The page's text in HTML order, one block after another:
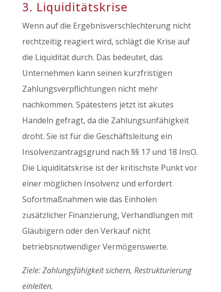
3. Liquiditätskrise
Wenn auf die Ergebnisverschlechterung nicht
rechtzeitig reagiert wird, schlägt die Krise auf
die Liquidität durch. Das bedeutet, das
Unternehmen kann seinen kurzfristigen
Zahlungsverpflichtungen nicht mehr
nachkommen. Spätestens jetzt ist akutes
Handeln gefragt, da die Zahlungsunfähigkeit
droht. Sie ist für die Geschäftsleitung ein
Insolvenzantragsgrund nach §§ 17 und 18 InsO.
Die Liquiditätskrise ist der kritischste Punkt vor
einer möglichen Insolvenz und erfordert
Sofortmaßnahmen wie das Einholen
zusätzlicher Finanzierung, Verhandlungen mit
Gläubigern oder den Verkauf nicht
betriebsnotwendiger Vermögenswerte.
Ziele: Zahlungsfähigkeit sichern, Restrukturierung
einleiten.